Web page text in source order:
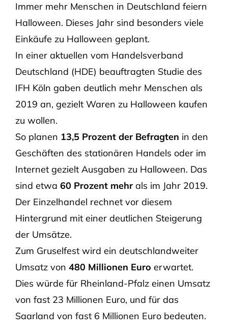
Immer mehr Menschen in Deutschland feiern
Halloween. Dieses Jahr sind besonders viele
Einkäufe zu Halloween geplant.
In einer aktuellen vom Handelsverband
Deutschland (HDE) beauftragten Studie des
IFH Köln gaben deutlich mehr Menschen als
2019 an, gezielt Waren zu Halloween kaufen
zu wollen.
So planen 13,5 Prozent der Befragten in den
Geschäften des stationären Handels oder im
Internet gezielt Ausgaben zu Halloween. Das
sind etwa 60 Prozent mehrals im Jahr 2019.
Der Einzelhandel rechnet vor diesem
Hintergrund mit einer deutlichen Steigerung
der Umsätze.
Zum Gruselfest wird ein deutschlandweiter
Umsatz von 480 Millionen Euro erwartet.
Dies würde für Rheinland-Pfalz einen Umsatz
von fast 23 Millionen Euro, und für das
Saarland von fast 6 Millionen Euro bedeuten.